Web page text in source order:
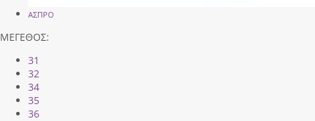
ΑΣΠΡΟ
ΜΕΓΕΘΟΣ:
31
32
34
35
36